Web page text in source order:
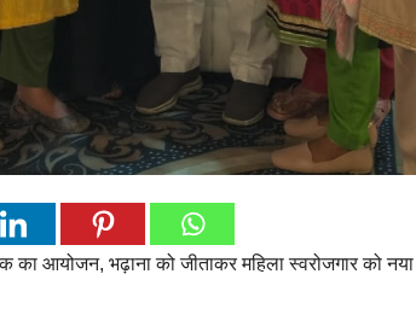
का आयोजन, भढ़ाना को जीताकर महिला स्वरोजगार को